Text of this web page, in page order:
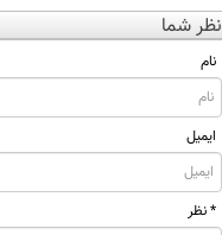
نظر شما
نام
ایمیل
* نظر